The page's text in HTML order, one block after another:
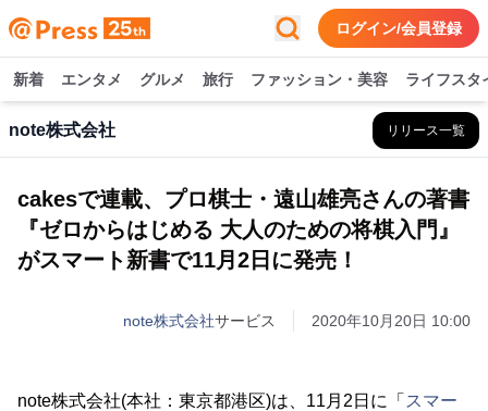
ログイン/会員登録
新着 エンタメ グルメ 旅行 ファッション・美容 ライフスタ
note株式会社 リリース一覧
cakesで連載、プロ棋士・遠山雄亮さんの著書
『ゼロからはじめる 大人のための将棋入門』
がスマート新書で11月2日に発売！
note株式会社サービス 2020年10月20日 10:00
note株式会社(本社：東京都港区)は、11月2日に「 スマー